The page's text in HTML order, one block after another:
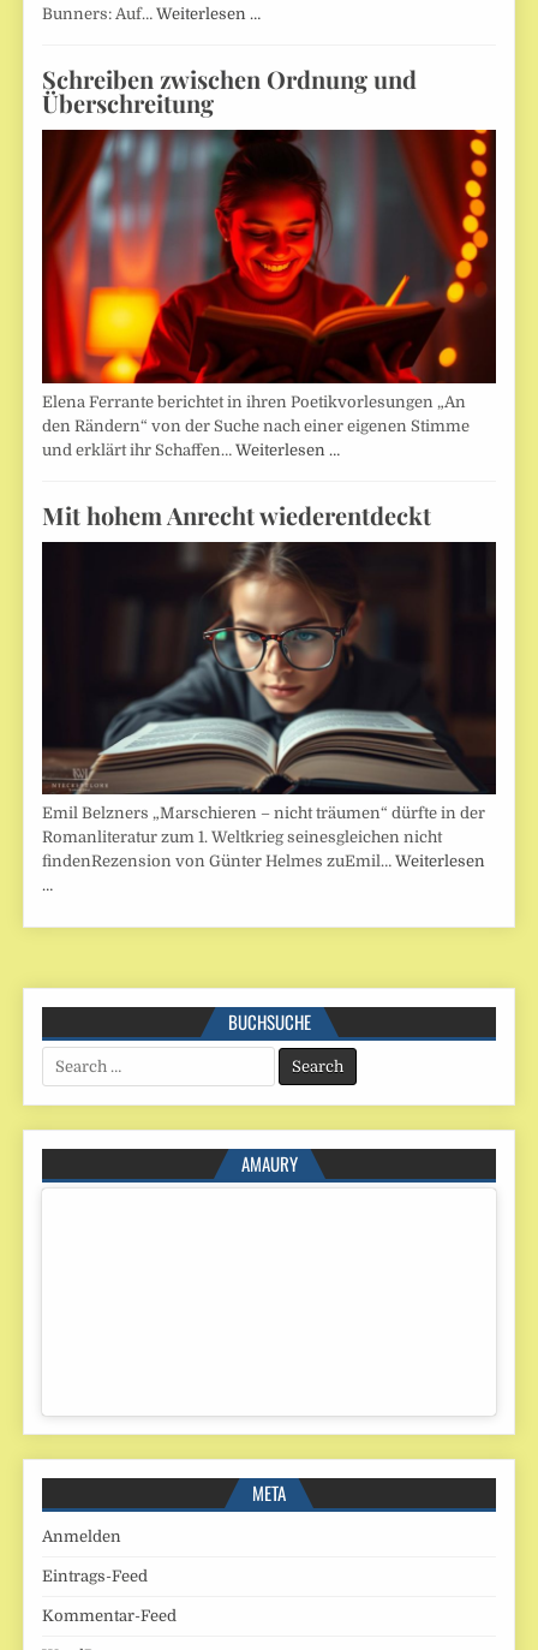
Bunners: Auf…Weiterlesen …
Schreiben zwischen Ordnung und
Überschreitung
Elena Ferrante berichtet in ihren Poetikvorlesungen „An
den Rändern“ von der Suche nach einer eigenen Stimme
und erklärt ihr Schaffen…Weiterlesen …
Mit hohem Anrecht wiederentdeckt
Emil Belzners „Marschieren – nicht träumen“ dürfte in der
Romanliteratur zum 1. Weltkrieg seinesgleichen nicht
findenRezension von Günter Helmes zuEmil…Weiterlesen
…
BUCHSUCHE
Search
for:
AMAURY
META
Anmelden
Eintrags-Feed
Kommentar-Feed